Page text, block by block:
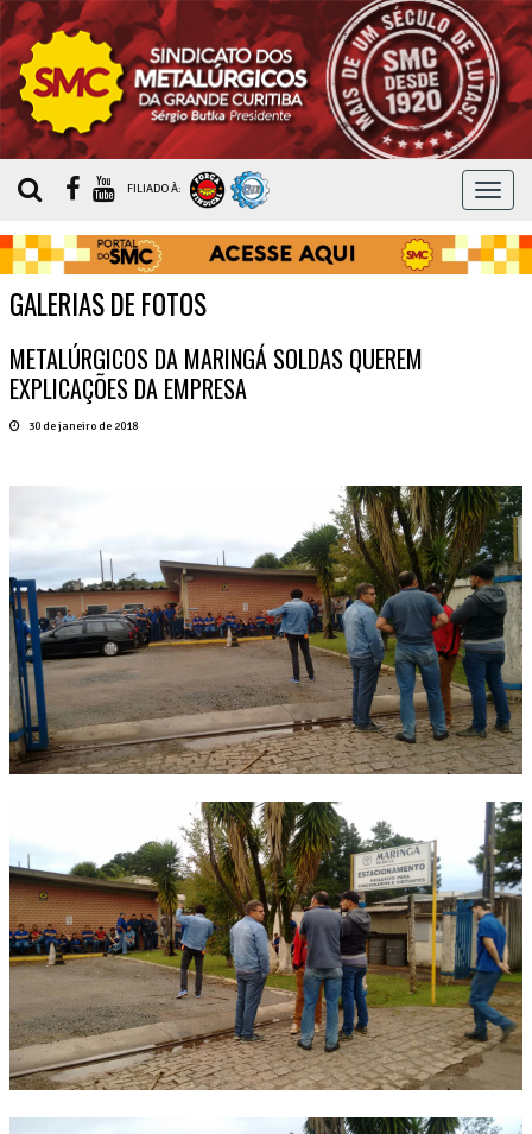
MENU
FILIADO À:
GALERIAS DE FOTOS
METALÚRGICOS DA MARINGÁ SOLDAS QUEREM
EXPLICAÇÕES DA EMPRESA
30 de janeiro de 2018